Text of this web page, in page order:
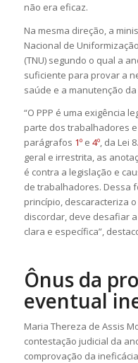
não era eficaz.
Na mesma direção, a
Nacional de
(TNU) segundo o qual a
suficiente para provar a
saúde e a manutenção
“O PPP é uma exigência
parte dos trabalhadores
parágrafos 1ºe 4º, da Lei
geral e irrestrita, as
é contra a legislação e
de trabalhadores. Dessa
princípio, descaracteriza
discordar, deve desafiar
clara e específica”,
Ônus da
eventual
Maria Thereza de Assis
contestação judicial da
comprovação da